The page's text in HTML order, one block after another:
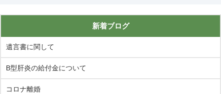
新着ブログ
遺言書に関して
B型肝炎の給付金について
コロナ離婚